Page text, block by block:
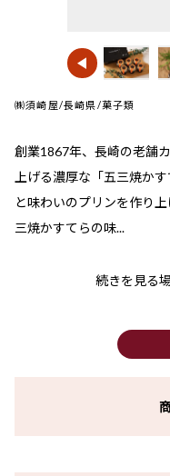
㈱須崎屋/長崎県/菓子類
創業1867年、長崎の老舗
上げる濃厚な「五三焼か
と味わいのプリンを作り
三焼かすてらの味...
続きを見る